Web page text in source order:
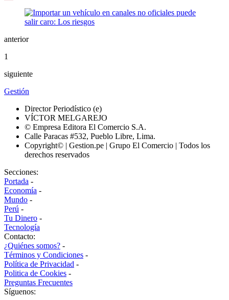
anterior
1
siguiente
Gestión
Director Periodístico (e)
VÍCTOR MELGAREJO
© Empresa Editora El Comercio S.A.
Calle Paracas #532, Pueblo Libre, Lima.
Copyright© | Gestion.pe | Grupo El Comercio | Todos los
derechos reservados
Secciones:
Portada -
Economía -
Mundo -
Perú -
Tu Dinero -
Tecnología
Contacto:
¿Quiénes somos? -
Términos y Condiciones -
Política de Privacidad -
Politica de Cookies -
Preguntas Frecuentes
Síguenos: